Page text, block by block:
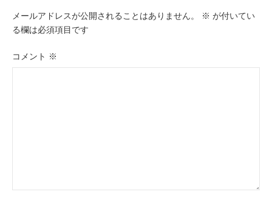
ゲ
ー
シ
メールアドレスが公開されることはありません。 ※ が付いてい
る欄は必須項目です
コメント ※